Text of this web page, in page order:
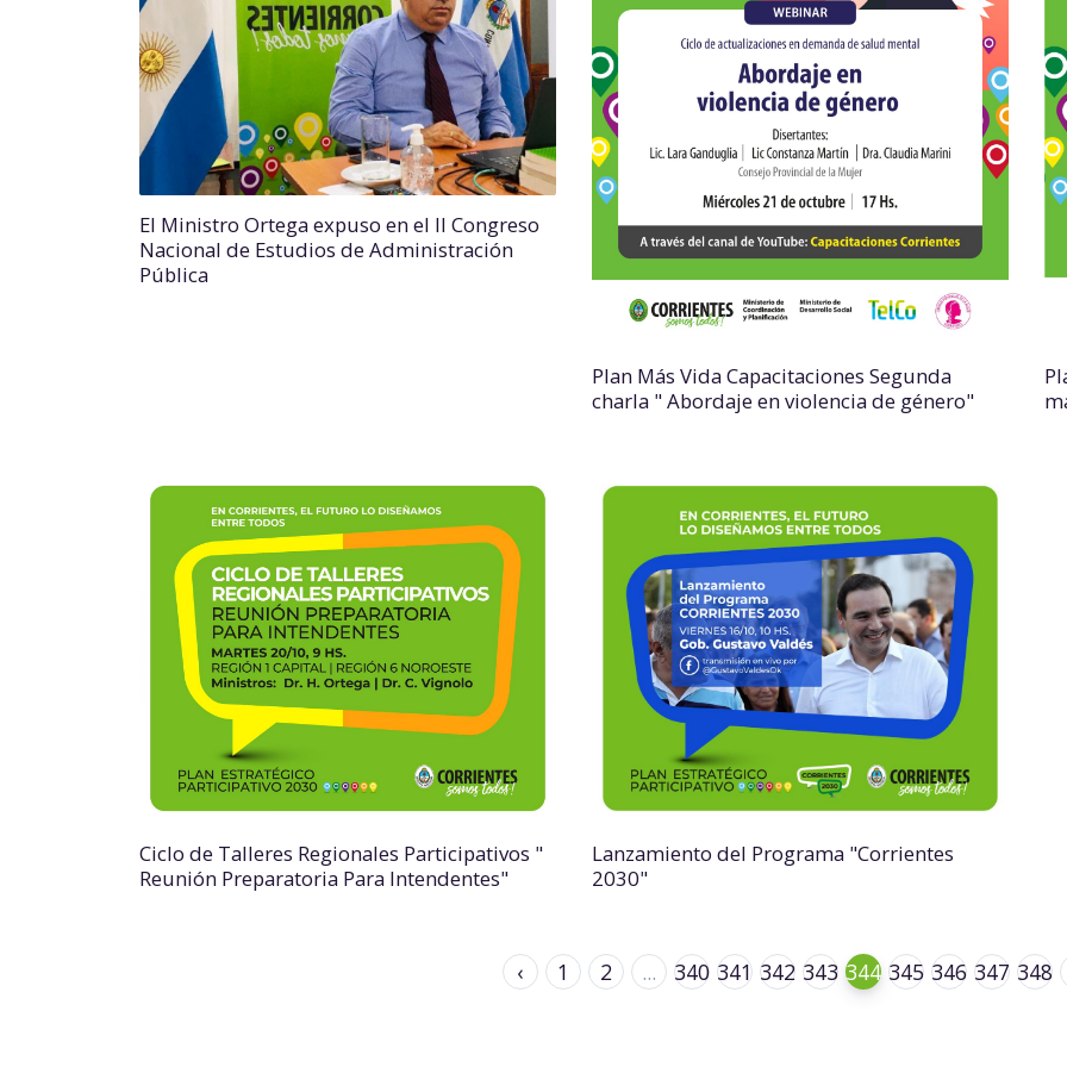
El Ministro Ortega expuso en el II Congreso
Nacional de Estudios de Administración
Pública
Plan Más Vida Capacitaciones Segunda
charla " Abordaje en violencia de género"
Ciclo de Talleres Regionales Participativos "
Reunión Preparatoria Para Intendentes"
Lanzamiento del Programa "Corrientes
2030"
‹ 1 2 ... 340 341 342 343 344 345 346 347 348